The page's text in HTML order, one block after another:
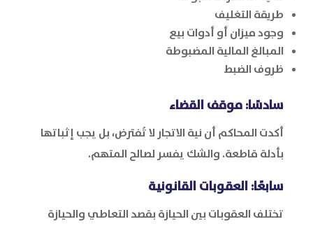
طريقة التغليف
وجود ميزان أو أدوات بيع
المبالغ المالية المضبوطة
ظروف الضبط
سادسًا: موقف القضاء
أكدت المحاكم أن نية الاتجار لا تُفترض، بل يجب إثباتها
بأدلة قاطعة. والشك يفسر لصالح المتهم.
سابعًا: العقوبات القانونية
تختلف العقوبات بين الحيازة بقصد التعاطي والحيازة